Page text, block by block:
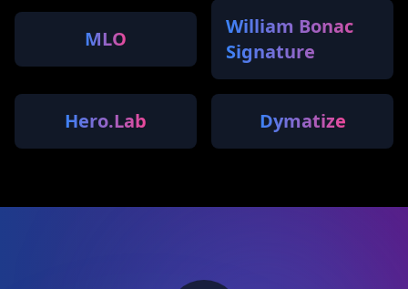
MLO
William Bonac
Signature
Hero.Lab Dymatize